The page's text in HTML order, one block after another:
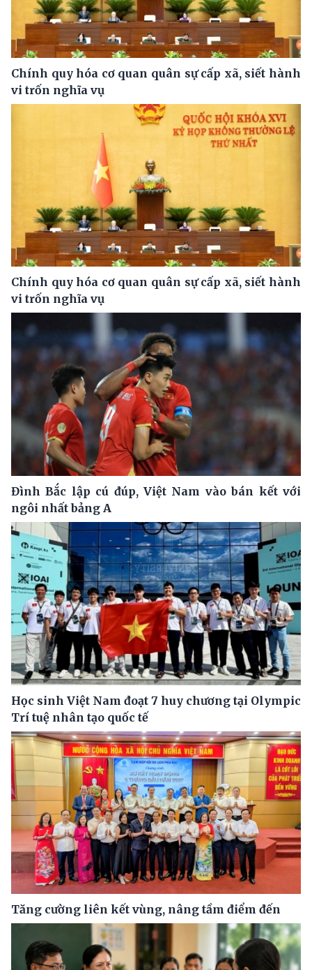
Chính quy hóa cơ quan quân sự cấp xã, siết hành
vi trốn nghĩa vụ
Chính quy hóa cơ quan quân sự cấp xã, siết hành
vi trốn nghĩa vụ
Đình Bắc lập cú đúp, Việt Nam vào bán kết với
ngôi nhất bảng A
Học sinh Việt Nam đoạt 7 huy chương tại Olympic
Trí tuệ nhân tạo quốc tế
Tăng cường liên kết vùng, nâng tầm điểm đến